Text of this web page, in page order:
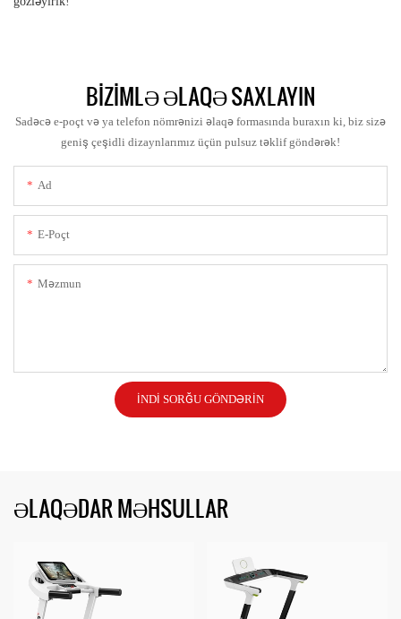
BIZIMLƏ ƏLAQƏ SAXLAYIN
Sadəcə e-poçt və ya telefon nömrənizi əlaqə formasında buraxın ki, biz sizə
geniş çeşidli dizaynlarımız üçün pulsuz təklif göndərək!
Ad
E-Poçt
Məzmun
İNDI SORĞU GÖNDƏRIN
ƏLAQƏDAR MƏHSULLAR